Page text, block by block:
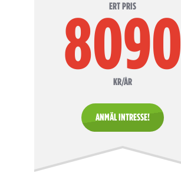
ERT PRIS
8090
KR/ÅR
ANMÄL INTRESSE!